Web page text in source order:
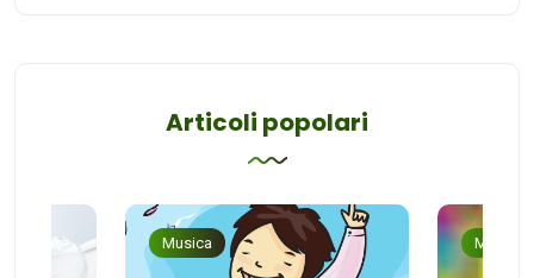
Articoli popolari
Musica Musica